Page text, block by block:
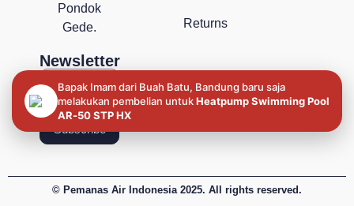
Pondok
Gede.
Newsletter
Subscribe
Returns
© Pemanas Air Indonesia 2025. All rights reserved.
Bapak Imam dari Buah Batu, Bandung baru saja
melakukan pembelian untukHeatpump Swimming Pool
AR‐50 STP HX